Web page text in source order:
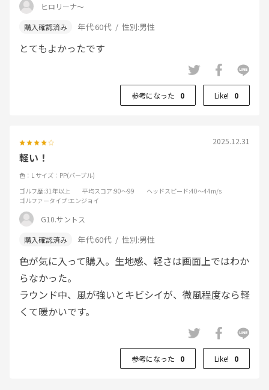
ヒロリーナ〜
年代:60代 性別:男性
とてもよかったです
参考になった 0 Like! 0
2025.12.31
軽い！
色：L サイズ：PP(パープル)
ゴルフ歴:31年以上 平均スコア:90～99 ヘッドスピード:40～44m/s
ゴルファータイプ:エンジョイ
G10.サントス
年代:60代 性別:男性
色が気に入って購入。生地感、軽さは画面上ではわか
らなかった。
ラウンド中、風が強いとキビシイが、微風程度なら軽
くて暖かいです。
参考になった 0 Like! 0